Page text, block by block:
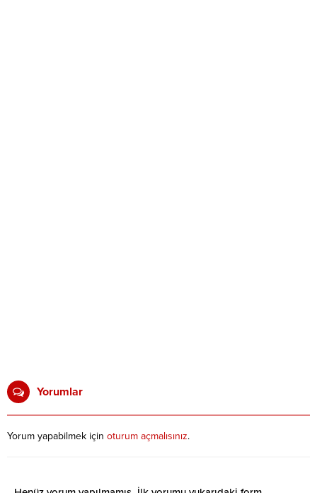
Yorumlar
Yorum yapabilmek için oturum açmalısınız.